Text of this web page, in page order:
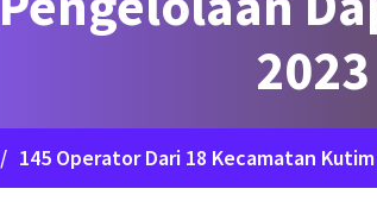
2023
/ 145 Operator Dari 18 Kecamatan